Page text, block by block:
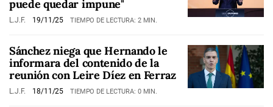
puede quedar impune"
L.J.F. 19/11/25 TIEMPO DE LECTURA: 2 MIN.
Sánchez niega que Hernando le
informara del contenido de la
reunión con Leire Díez en Ferraz
L.J.F. 18/11/25 TIEMPO DE LECTURA: 0 MIN.